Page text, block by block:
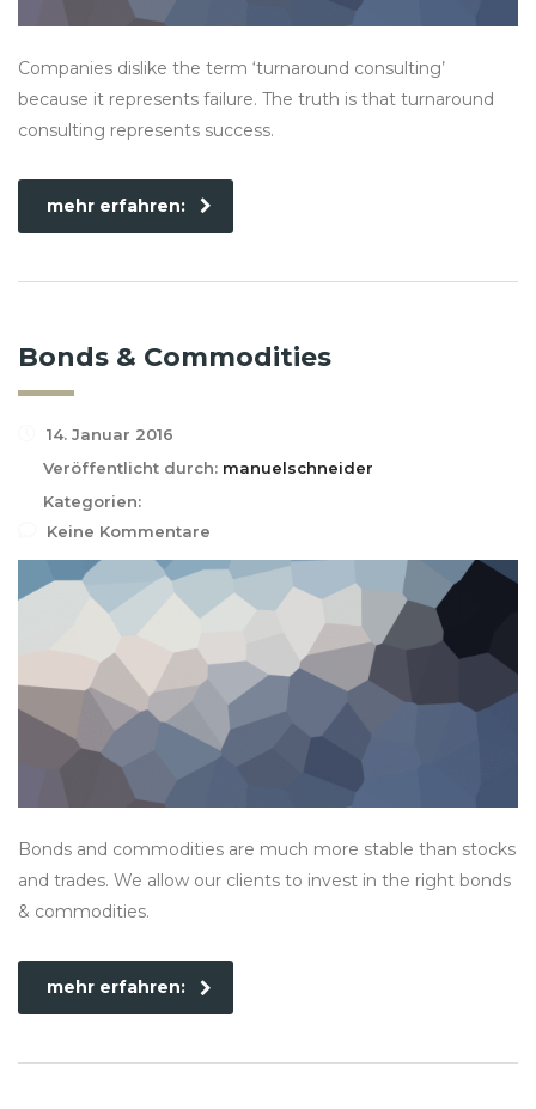
Companies dislike the term ‘turnaround consulting’
because it represents failure. The truth is that turnaround
consulting represents success.
mehr erfahren:
Bonds & Commodities
14. Januar 2016
Veröffentlicht durch: manuelschneider
Kategorien:
Keine Kommentare
Bonds and commodities are much more stable than stocks
and trades. We allow our clients to invest in the right bonds
& commodities.
mehr erfahren: